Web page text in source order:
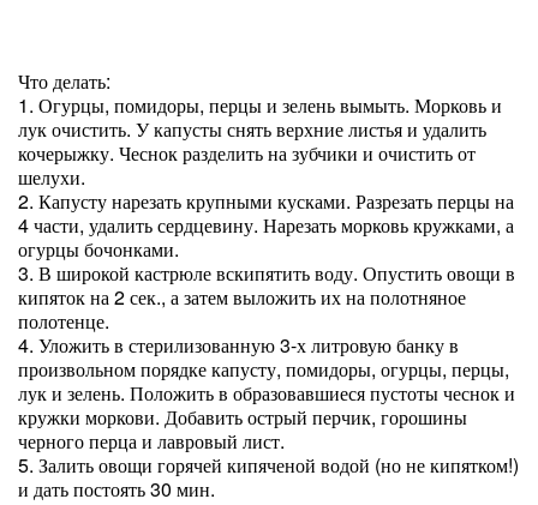
Что делать:
1. Огурцы, помидоры, перцы и зелень вымыть. Морковь и
лук очистить. У капусты снять верхние листья и удалить
кочерыжку. Чеснок разделить на зубчики и очистить от
шелухи.
2. Капусту нарезать крупными кусками. Разрезать перцы на
4 части, удалить сердцевину. Нарезать морковь кружками, а
огурцы бочонками.
3. В широкой кастрюле вскипятить воду. Опустить овощи в
кипяток на 2 сек., а затем выложить их на полотняное
полотенце.
4. Уложить в стерилизованную 3-х литровую банку в
произвольном порядке капусту, помидоры, огурцы, перцы,
лук и зелень. Положить в образовавшиеся пустоты чеснок и
кружки моркови. Добавить острый перчик, горошины
черного перца и лавровый лист.
5. Залить овощи горячей кипяченой водой (но не кипятком!)
и дать постоять 30 мин.